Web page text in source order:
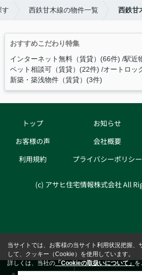
す 西鉄甘木線の物件一覧 西鉄甘
おすすめこだわり特集
インターネット無料（賃貸）(66件) 駅近
ペット相談可（賃貸）(22件) オートロッ
新築・築浅物件（賃貸）(3件)
トップ
お客様の声
利用規約
お知らせ
会社概要
プライバシーポリシー
(c) アサヒ住宅情報株式会社 All
当サイトでは、お客様の当サイト利用状況把握、
して、クッキー（Cookie）を使用しています。
詳しくは、当社の 「Cookieの取扱いについて」 を